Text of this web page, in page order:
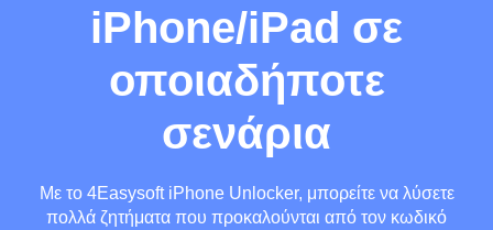
iPhone/iPad σε
οποιαδήποτε
σενάρια
Με το 4Easysoft iPhone Unlocker, μπορείτε να λύσετε
πολλά ζητήματα που προκαλούνται από τον κωδικό